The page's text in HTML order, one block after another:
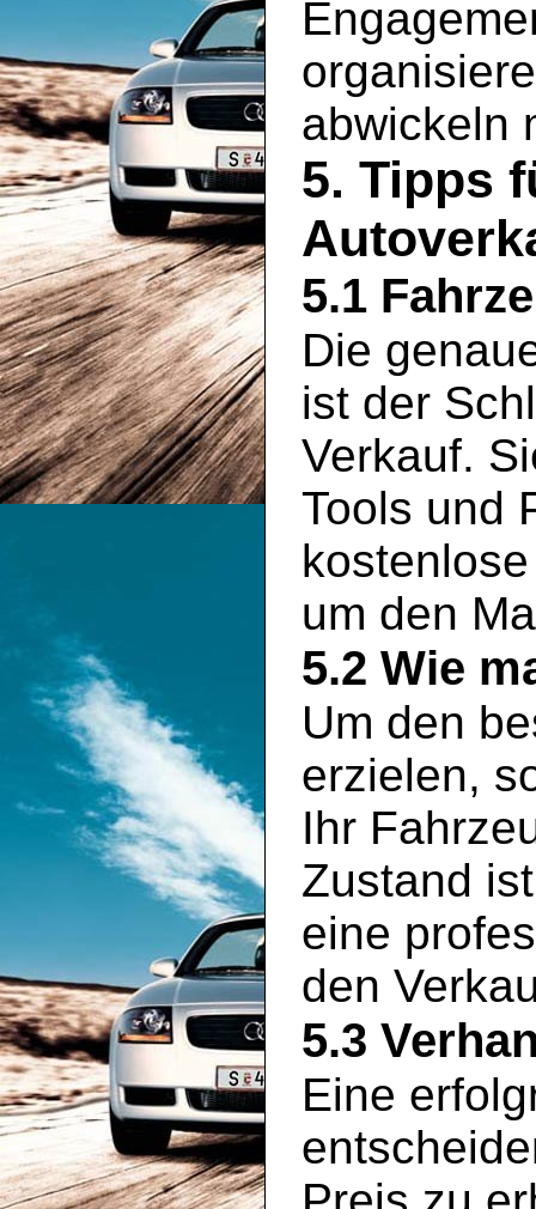
abwickeln
5. Tipps
5.1
Die
ist der
Verkauf.
Tools und
um den
5.2 Wie
Um den
erzielen,
Ihr
Zustand
eine
den
5.3
Eine